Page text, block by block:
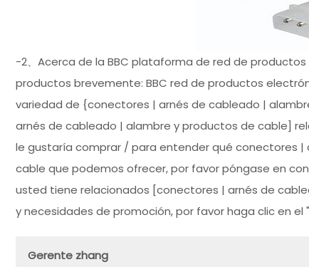
-2、Acerca de la BBC plataforma de red de
productos brevemente: BBC red de productos
variedad de {conectores | arnés de cableado |
arnés de cableado | alambre y productos de cable]
le gustaría comprar / para entender qué conectores
cable que podemos ofrecer, por favor póngase en
usted tiene relacionados [conectores | arnés de
y necesidades de promoción, por favor haga clic en el
Gerente zhang